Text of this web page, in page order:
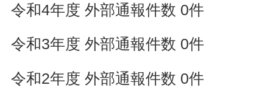
令和4年度 外部通報件数 0件
令和3年度 外部通報件数 0件
令和2年度 外部通報件数 0件